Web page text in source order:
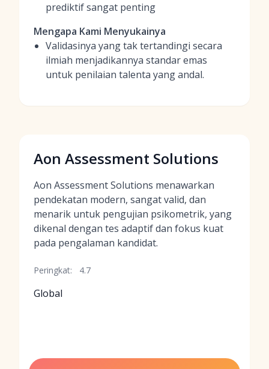
prediktif sangat penting
Mengapa Kami Menyukainya
Validasinya yang tak tertandingi secara
ilmiah menjadikannya standar emas
untuk penilaian talenta yang andal.
Aon Assessment Solutions
Aon Assessment Solutions menawarkan
pendekatan modern, sangat valid, dan
menarik untuk pengujian psikometrik, yang
dikenal dengan tes adaptif dan fokus kuat
pada pengalaman kandidat.
Peringkat: 4.7
Global